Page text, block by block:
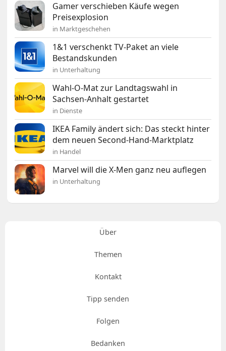
Gamer verschieben Käufe wegen
Preisexplosion
in Marktgeschehen
1&1 verschenkt TV-Paket an viele
Bestandskunden
in Unterhaltung
Wahl-O-Mat zur Landtagswahl in
Sachsen-Anhalt gestartet
in Dienste
IKEA Family ändert sich: Das steckt hinter
dem neuen Second-Hand-Marktplatz
in Handel
Marvel will die X-Men ganz neu auflegen
in Unterhaltung
Über
Themen
Kontakt
Tipp senden
Folgen
Bedanken